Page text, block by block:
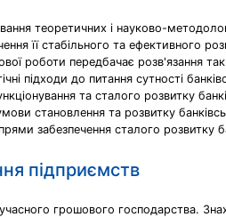
теоретичних і науково-
її стабільного та ефективного
роботи передбачає розв'язання
підходи до питання сутності
та сталого розвитку
становлення та розвитку
забезпечення сталого розвитку
підприємств
грошового господарства.